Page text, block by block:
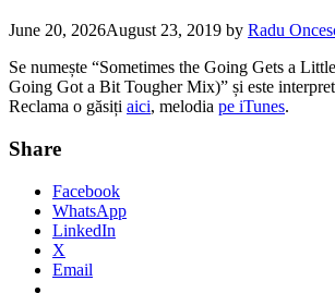
June 20, 2026August 23, 2019 by Radu
Se numește “Sometimes the Going Gets a
Going Got a Bit Tougher Mix)” și este
Reclama o găsiți aici, melodia pe iTunes.
Share
Facebook
WhatsApp
LinkedIn
X
Email